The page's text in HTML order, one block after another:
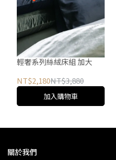
輕奢系列絲絨床組 加大
NT$2,180NT$3,880
加入購物車
關於我們